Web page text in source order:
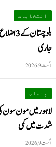
انتخابات
جاری
اگست 9, 2026
پنجاب
لاہور میں مون سون
شدت میں کمی
اگست 9, 2026